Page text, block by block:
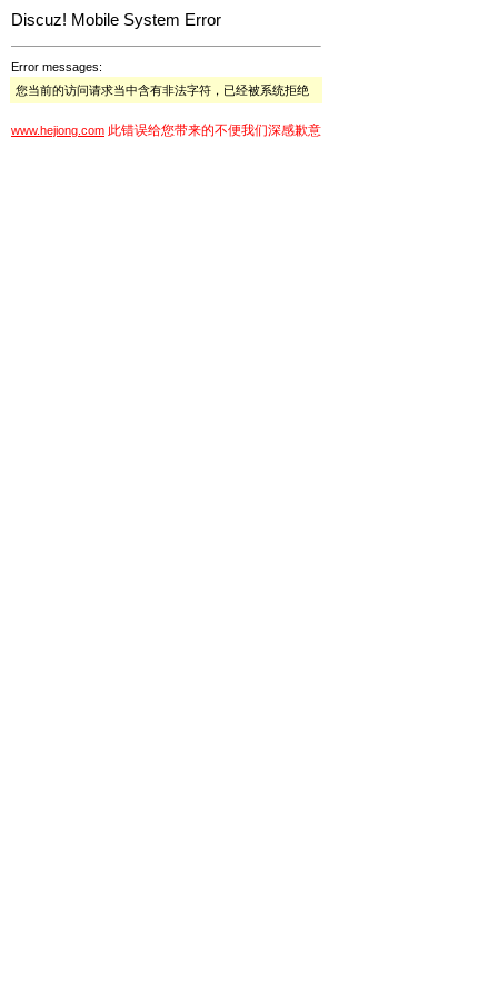
Discuz! Mobile System Error
Error messages:
您当前的访问请求当中含有非法字符，已经被系统拒绝
www.hejiong.com 此错误给您带来的不便我们深感歉意